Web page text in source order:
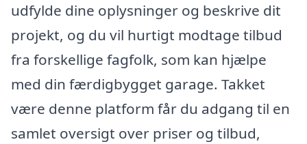
udfylde dine oplysninger og beskrive dit
projekt, og du vil hurtigt modtage tilbud
fra forskellige fagfolk, som kan hjælpe
med din færdigbygget garage. Takket
være denne platform får du adgang til en
samlet oversigt over priser og tilbud,